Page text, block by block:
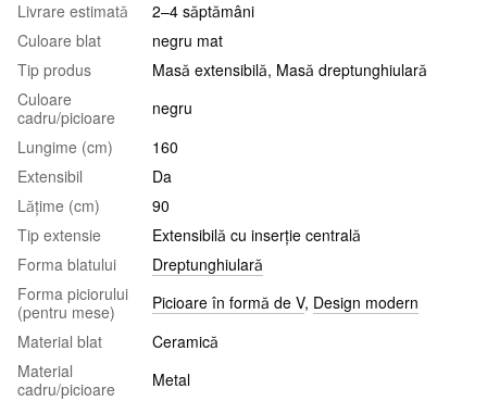
Livrare estimată
2–4 săptămâni
Culoare blat
negru mat
Tip produs
Masă extensibilă, Masă dreptunghiulară
Culoare
cadru/picioare
negru
Lungime (cm)
160
Extensibil
Da
Lățime (cm)
90
Tip extensie
Extensibilă cu inserție centrală
Forma blatului
Dreptunghiulară
Forma piciorului
(pentru mese)
Picioare în formă de V, Design modern
Material blat
Ceramică
Material
cadru/picioare
Metal